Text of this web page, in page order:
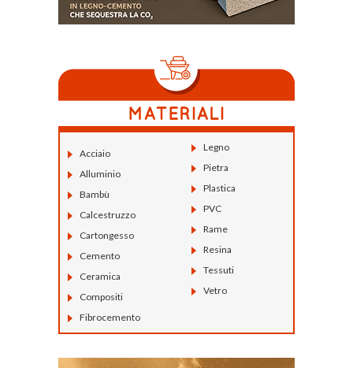
Acciaio
Alluminio
Bambù
Calcestruzzo
Cartongesso
Cemento
Ceramica
Compositi
Fibrocemento
Legno
Pietra
Plastica
PVC
Rame
Resina
Tessuti
Vetro